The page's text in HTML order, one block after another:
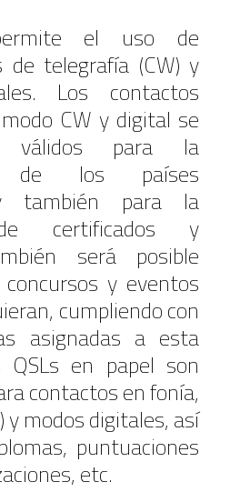
el uso de
de telegrafía (CW) y
Los contactos
CW y digital se
válidos para la
de los países
también para la
certificados y
será posible
y eventos
cumpliendo con
asignadas a esta
QSLs en papel son
contactos en fonía,
y modos digitales, así
puntuaciones
etc.